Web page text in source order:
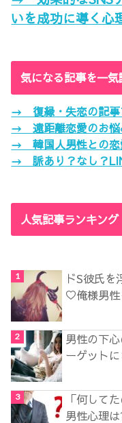
いを成功に導く心
気になる記事を一
→ 復縁・失恋の記事
→ 遠距離恋愛のお悩
→ 韓国人男性との恋
→ 脈あり？なし？
人気記事ランキング
ドS彼氏を
♡俺様男性
男性の下
ーゲット
「何して
男性心理